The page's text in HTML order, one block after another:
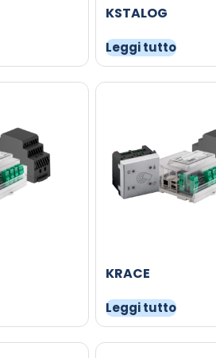
KSTALOG
Leggi tutto
KRACE
Leggi tutto